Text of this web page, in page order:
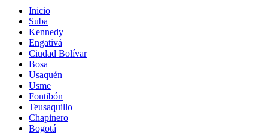
Inicio
Suba
Kennedy
Engativá
Ciudad Bolívar
Bosa
Usaquén
Usme
Fontibón
Teusaquillo
Chapinero
Bogotá